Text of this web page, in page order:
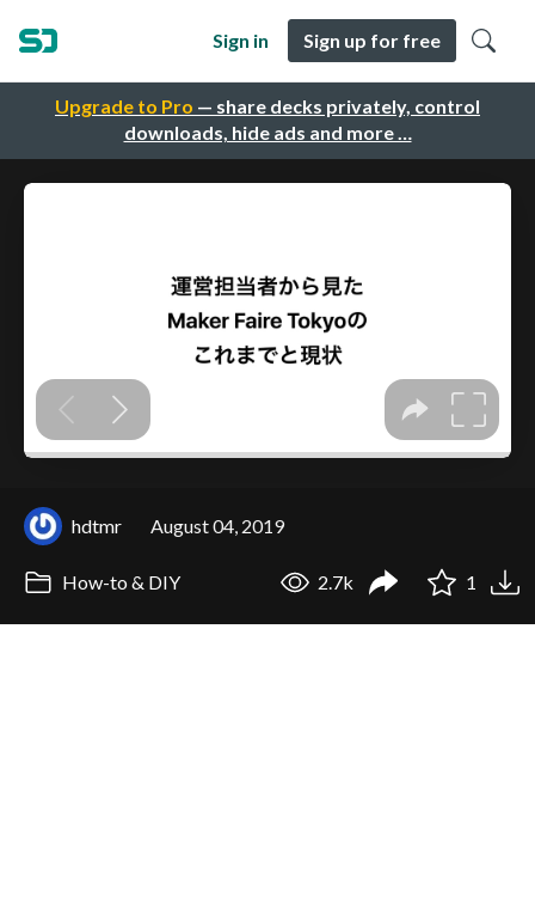
Upgrade to Pro — share decks privately, control
downloads, hide ads and more …
Sign in Sign up for free
hdtmr August 04, 2019
How-to & DIY 2.7k 1